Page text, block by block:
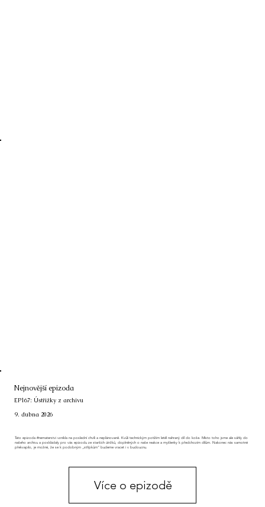
Nejnovější epizoda
EP167: Ústřižky z archivu
9. dubna 2026
Tato epizoda #nematerstvi vznikla na poslední chvíli a neplánovaně. Kvůli technickým potížím letěl nahraný díl do koše. Místo toho jsme ale sáhly do
našeho archivu a poskládaly pro vás epizodu ze starších útržků, doplněných o naše reakce a myšlenky k předchozím dílům. Nakonec nás samotné
překvapilo, je možné, že se k podobným „střípkům“ budeme vracet i v budoucnu.
Více o epizodě